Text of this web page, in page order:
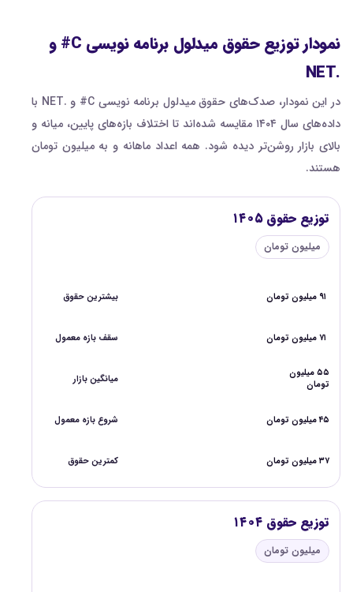
نمودار توزیع حقوق میدلول برنامه نویسی C# و
.NET
در این نمودار، صدک‌های حقوق میدلول برنامه نویسی C# و .NET با
داده‌های سال ۱۴۰۴ مقایسه شده‌اند تا اختلاف بازه‌های پایین، میانه و
بالای بازار روشن‌تر دیده شود. همه اعداد ماهانه و به میلیون تومان
هستند.
توزیع حقوق ۱۴۰۵
میلیون تومان
بیشترین حقوق ۹۱ میلیون تومان
سقف بازه معمول ۷۱ میلیون تومان
میانگین بازار
۵۵ میلیون
تومان
شروع بازه معمول ۴۵ میلیون تومان
کمترین حقوق ۳۷ میلیون تومان
توزیع حقوق ۱۴۰۴
میلیون تومان